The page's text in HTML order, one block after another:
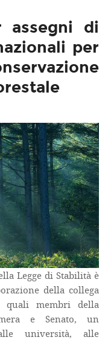
assegni di
per
Legge di Stabilità è
della collega
quali membri della
e Senato, un
università, alle